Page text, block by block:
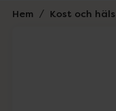
Hem Kost och
Lista: .